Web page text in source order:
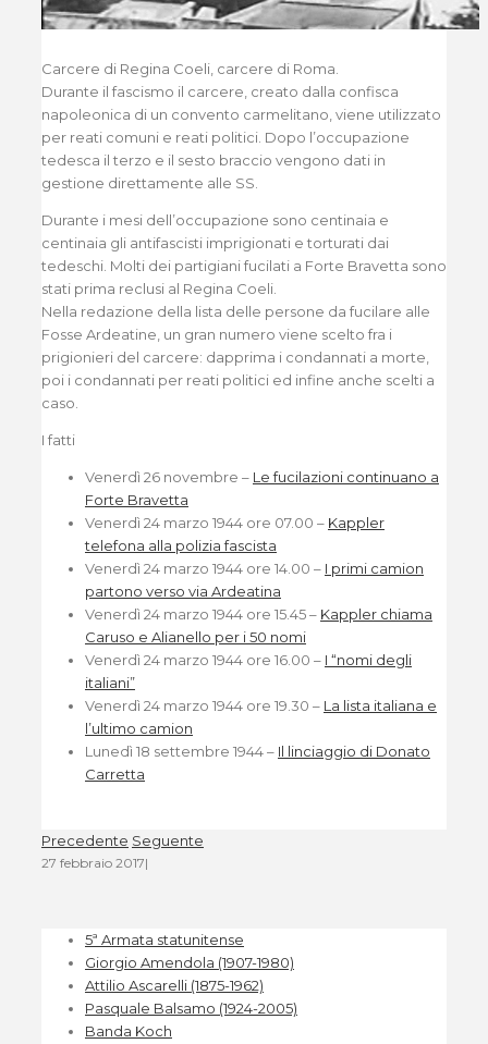
Carcere di Regina Coeli, carcere di Roma.
Durante il fascismo il carcere, creato dalla confisca
napoleonica di un convento carmelitano, viene utilizzato
per reati comuni e reati politici. Dopo l’occupazione
tedesca il terzo e il sesto braccio vengono dati in
gestione direttamente alle SS.
Durante i mesi dell’occupazione sono centinaia e
centinaia gli antifascisti imprigionati e torturati dai
tedeschi. Molti dei partigiani fucilati a Forte Bravetta sono
stati prima reclusi al Regina Coeli.
Nella redazione della lista delle persone da fucilare alle
Fosse Ardeatine, un gran numero viene scelto fra i
prigionieri del carcere: dapprima i condannati a morte,
poi i condannati per reati politici ed infine anche scelti a
caso.
I fatti
Venerdì 26 novembre – Le fucilazioni continuano a
Forte Bravetta
Venerdì 24 marzo 1944 ore 07.00 – Kappler
telefona alla polizia fascista
Venerdì 24 marzo 1944 ore 14.00 – I primi camion
partono verso via Ardeatina
Venerdì 24 marzo 1944 ore 15.45 – Kappler chiama
Caruso e Alianello per i 50 nomi
Venerdì 24 marzo 1944 ore 16.00 – I “nomi degli
italiani”
Venerdì 24 marzo 1944 ore 19.30 – La lista italiana e
l’ultimo camion
Lunedì 18 settembre 1944 – Il linciaggio di Donato
Carretta
Precedente Seguente
27 febbraio 2017|
5ª Armata statunitense
Giorgio Amendola (1907-1980)
Attilio Ascarelli (1875-1962)
Pasquale Balsamo (1924-2005)
Banda Koch